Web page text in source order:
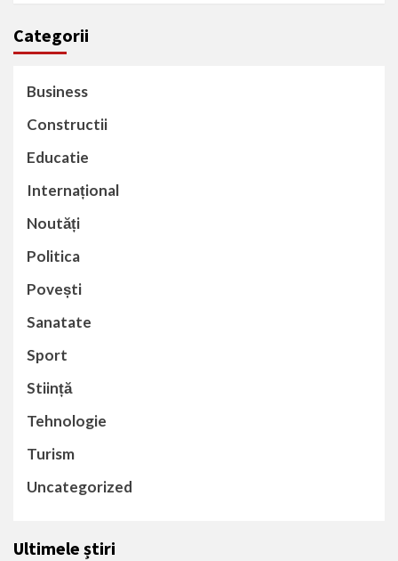
Categorii
Business
Constructii
Educatie
Internațional
Noutăți
Politica
Povești
Sanatate
Sport
Stiință
Tehnologie
Turism
Uncategorized
Ultimele știri